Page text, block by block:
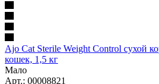
Ajo Cat Sterile Weight Control сухой
кошек, 1,5 кг
Мало
Арт.: 00008821